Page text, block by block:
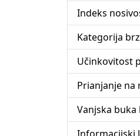
Indeks
Kategorija
Učinkovitost
Prianjanje
Vanjska